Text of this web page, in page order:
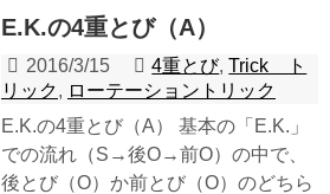
E.K.の4重とび（A）
2016/3/15 4重とび,Trick ト
リック, ローテーショントリック
E.K.の4重とび（A） 基本の「E.K.」
での流れ（S→後O→前O）の中で、
後とび（O）か前とび（O）のどちら